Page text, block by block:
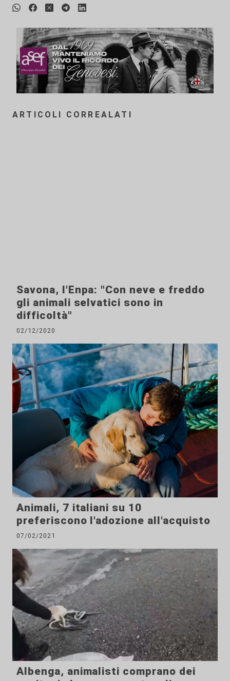
ARTICOLI CORREALATI
Savona, l'Enpa: "Con neve e freddo
gli animali selvatici sono in
difficoltà"
02/12/2020
Animali, 7 italiani su 10
preferiscono l'adozione all'acquisto
07/02/2021
Albenga, animalisti comprano dei